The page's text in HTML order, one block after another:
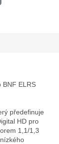
BNF ELRS
předefinuje
HD pro
1,1/1,3